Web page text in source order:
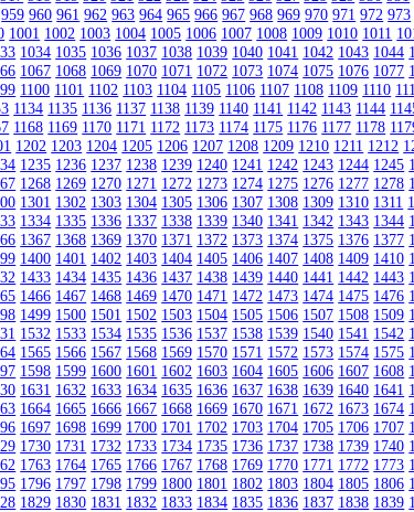
959 960 961 962 963 964 965 966 967 968 969 970 971 972 973
1001 1002 1003 1004 1005 1006 1007 1008 1009 1010 1011
1034 1035 1036 1037 1038 1039 1040 1041 1042 1043 1044
1067 1068 1069 1070 1071 1072 1073 1074 1075 1076 1077
1100 1101 1102 1103 1104 1105 1106 1107 1108 1109 1110
1134 1135 1136 1137 1138 1139 1140 1141 1142 1143 1144
1168 1169 1170 1171 1172 1173 1174 1175 1176 1177 1178
1202 1203 1204 1205 1206 1207 1208 1209 1210 1211 1212
1235 1236 1237 1238 1239 1240 1241 1242 1243 1244 1245
1268 1269 1270 1271 1272 1273 1274 1275 1276 1277 1278
1301 1302 1303 1304 1305 1306 1307 1308 1309 1310 1311
1334 1335 1336 1337 1338 1339 1340 1341 1342 1343 1344
1367 1368 1369 1370 1371 1372 1373 1374 1375 1376 1377
1400 1401 1402 1403 1404 1405 1406 1407 1408 1409 1410
1433 1434 1435 1436 1437 1438 1439 1440 1441 1442 1443
1466 1467 1468 1469 1470 1471 1472 1473 1474 1475 1476
1499 1500 1501 1502 1503 1504 1505 1506 1507 1508 1509
1532 1533 1534 1535 1536 1537 1538 1539 1540 1541 1542
1565 1566 1567 1568 1569 1570 1571 1572 1573 1574 1575
1598 1599 1600 1601 1602 1603 1604 1605 1606 1607 1608
1631 1632 1633 1634 1635 1636 1637 1638 1639 1640 1641
1664 1665 1666 1667 1668 1669 1670 1671 1672 1673 1674
1697 1698 1699 1700 1701 1702 1703 1704 1705 1706 1707
1730 1731 1732 1733 1734 1735 1736 1737 1738 1739 1740
1763 1764 1765 1766 1767 1768 1769 1770 1771 1772 1773
1796 1797 1798 1799 1800 1801 1802 1803 1804 1805 1806
1829 1830 1831 1832 1833 1834 1835 1836 1837 1838 1839